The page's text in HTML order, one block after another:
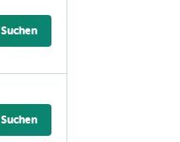
Suchen
Suchen